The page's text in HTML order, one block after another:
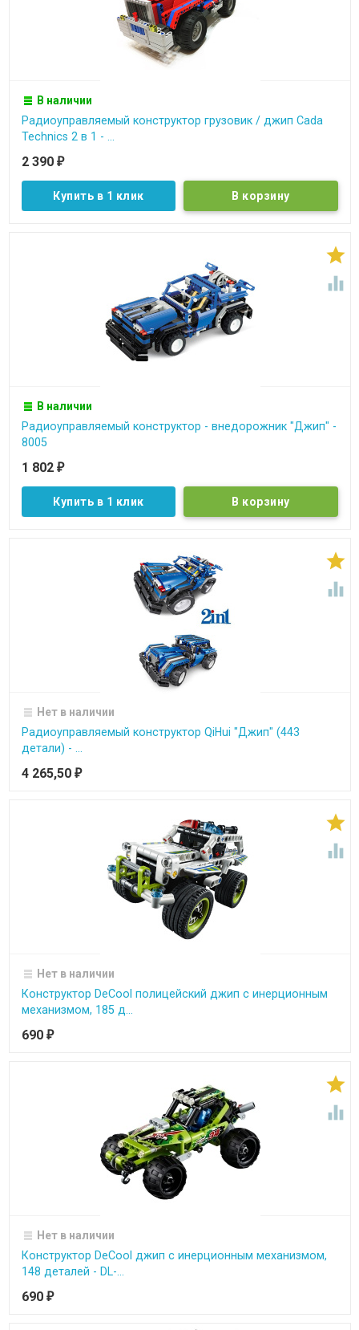
В наличии
Радиоуправляемый конструктор грузовик / джип Cada
Technics 2 в 1 - ...
2 390 ₽
Купить в 1 клик


В наличии
Радиоуправляемый конструктор - внедорожник "Джип" -
8005
1 802 ₽
Купить в 1 клик


Нет в наличии
Радиоуправляемый конструктор QiHui "Джип" (443
детали) - ...
4 265,50 ₽


Нет в наличии
Конструктор DeCool полицейский джип с инерционным
механизмом, 185 д...
690 ₽


Нет в наличии
Конструктор DeCool джип с инерционным механизмом,
148 деталей - DL-...
690 ₽